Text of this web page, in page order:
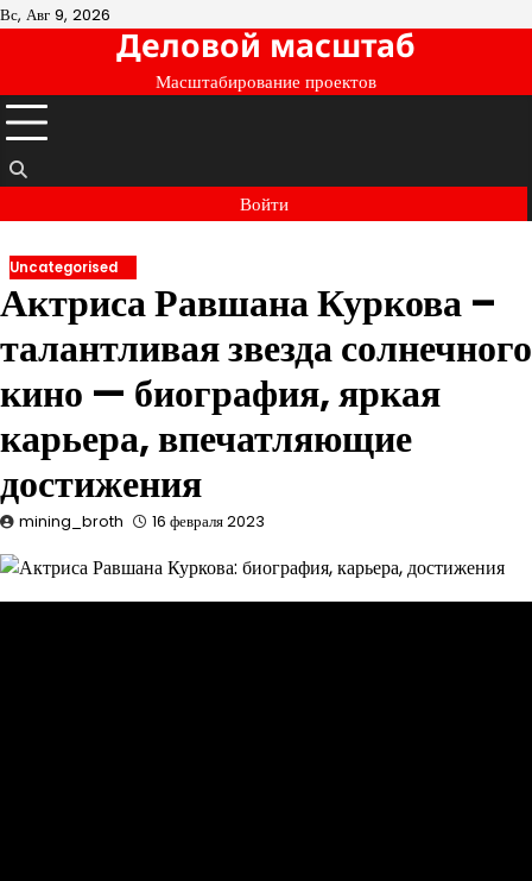
Перейти
Вс, Авг 9, 2026
Деловой масштаб
Масштабирование проектов
Войти
Uncategorised
Актриса Равшана Куркова –
талантливая звезда солнечного
кино — биография, яркая
карьера, впечатляющие
достижения
mining_broth 16 февраля 2023